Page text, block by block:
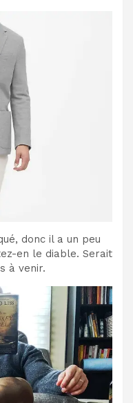
donc il a un peu
en le diable. Serait
à venir.